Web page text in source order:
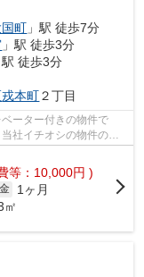
国町 」駅 徒歩7分
」駅 徒歩3分
駅 徒歩3分
戎本町２丁目
ーター付きの物件で
社イチオシの物件の
等：10,000円 )
1ヶ月
㎡